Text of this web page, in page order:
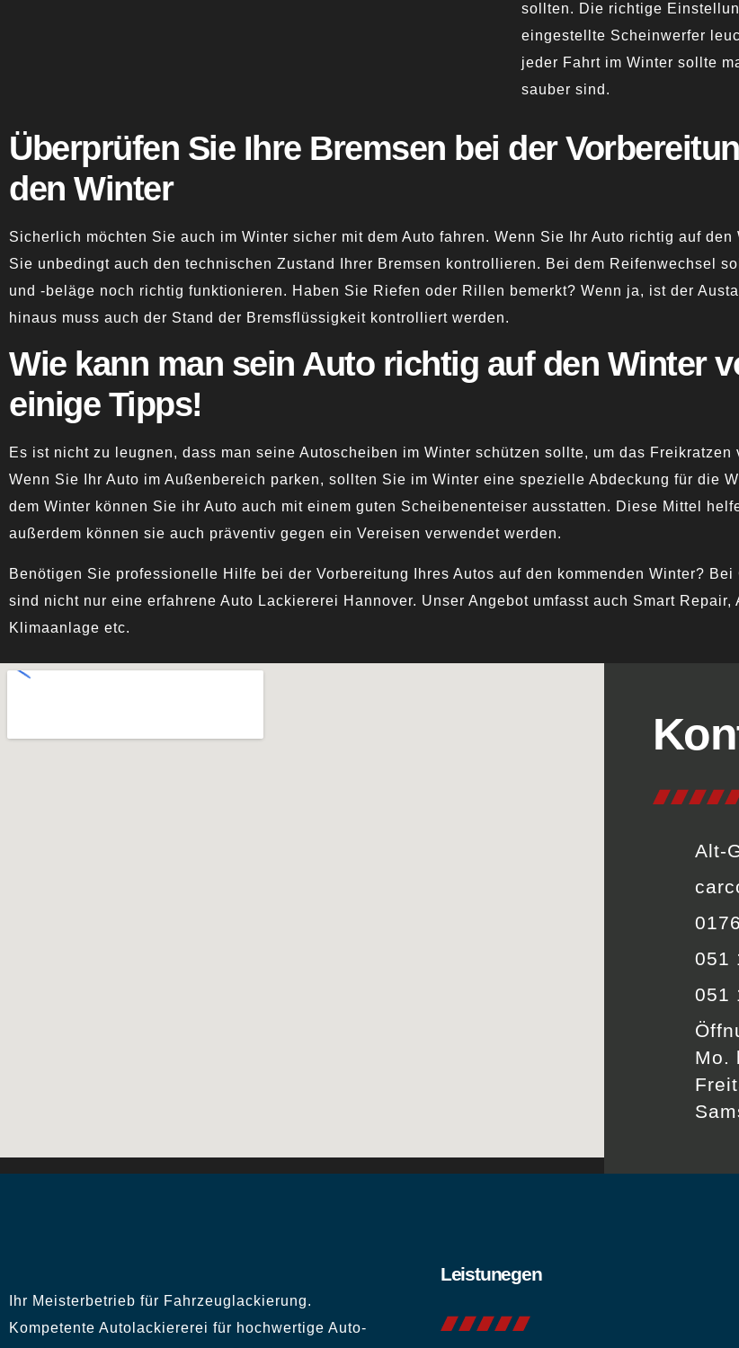
sollten. Die richtige
eingestellte Scheinwerfer
jeder Fahrt im Winter sollte
sauber sind.
Überprüfen Sie Ihre Bremsen bei der
den Winter
Sicherlich möchten Sie auch im Winter sicher mit dem Auto fahren. Wenn Sie Ihr Auto richtig auf
Sie unbedingt auch den technischen Zustand Ihrer Bremsen kontrollieren. Bei dem Reifenwechsel
und -beläge noch richtig funktionieren. Haben Sie Riefen oder Rillen bemerkt? Wenn ja, ist der
hinaus muss auch der Stand der Bremsflüssigkeit kontrolliert werden.
Wie kann man sein Auto richtig auf den Winter
einige Tipps!
Es ist nicht zu leugnen, dass man seine Autoscheiben im Winter schützen sollte, um das Freikratzen
Wenn Sie Ihr Auto im Außenbereich parken, sollten Sie im Winter eine spezielle Abdeckung für die
dem Winter können Sie ihr Auto auch mit einem guten Scheibenenteiser ausstatten. Diese Mittel
außerdem können sie auch präventiv gegen ein Vereisen verwendet werden.
Benötigen Sie professionelle Hilfe bei der Vorbereitung Ihres Autos auf den kommenden Winter?
sind nicht nur eine erfahrene Auto Lackiererei Hannover. Unser Angebot umfasst auch Smart
Klimaanlage etc.
Alt-
051
051
Mo.
Ihr Meisterbetrieb für Fahrzeuglackierung.
Kompetente Autolackiererei für hochwertige Auto-
Leistunegen